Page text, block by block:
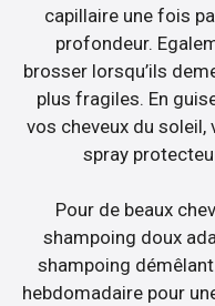
capillaire une fois
profondeur.
brosser lorsqu’ils
plus fragiles. En
vos cheveux du soleil,
spray
Pour de beaux
shampoing doux
shampoing
hebdomadaire pour